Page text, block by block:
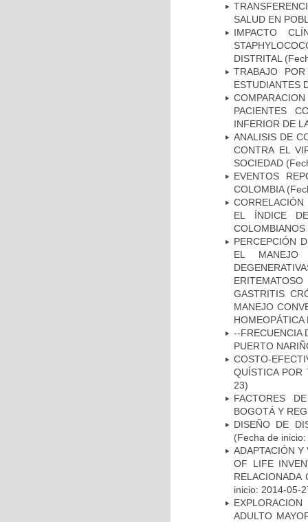
SALUD EN
IMPACTO
DISTRITAL
TRABAJO
ESTUDIANTES
PACIENTES
INFERIOR DE
ANALISIS DE
CONTRA EL
SOCIEDAD
EVENTOS
COLOMBIA
EL ÍNDICE DE
PERCEPCIÓN
EL MANEJO
GASTRITIS
MANEJO
--FRECUENCIA
PUERTO
COSTO-
QUÍSTICA POR
23)
FACTORES
BOGOTÁ Y
DISEÑO DE
(Fecha de
ADAPTACIÓN
OF LIFE
inicio: 2014-05-
ADULTO